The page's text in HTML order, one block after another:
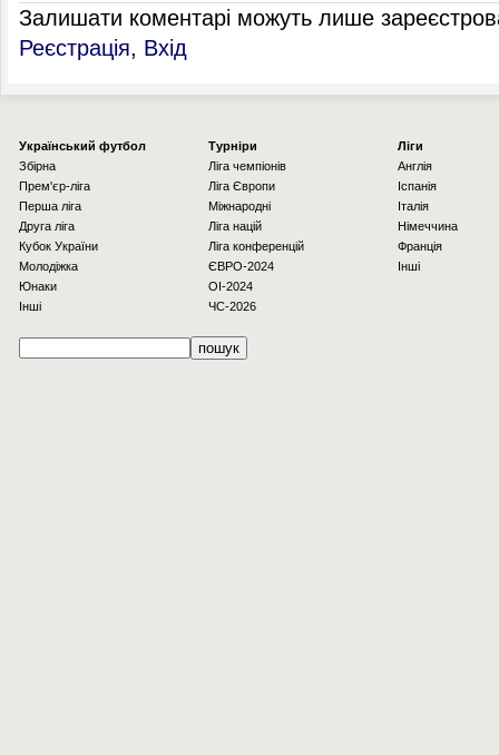
Залишати коментарі можуть лише
Реєстрація, Вхід
Українcький футбол
Збірна
Прем'єр-ліга
Перша ліга
Друга ліга
Кубок України
Молодіжка
Юнаки
Інші
Турніри
Ліга чемпіонів
Ліга Європи
Міжнародні
Ліга націй
Ліга конференцій
ЄВРО-2024
OI-2024
ЧС-2026
Ліги
Англія
Іспанія
Італія
Німеччина
Франція
Інші